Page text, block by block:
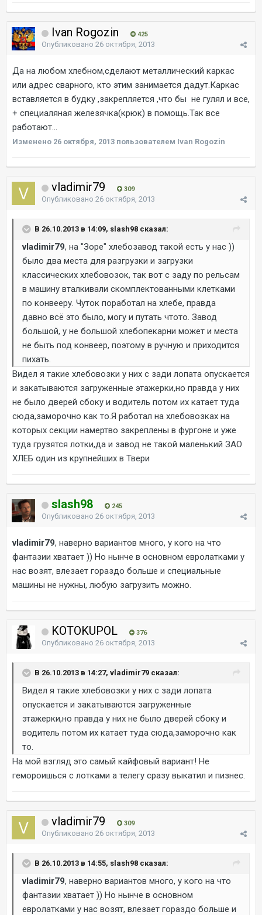
Ivan Rogozin 425
Опубликовано 26 октября, 2013
Да на любом хлебном,сделают металлический каркас
или адрес сварного, кто этим занимается дадут.Каркас
вставляется в будку ,закрепляется ,что бы не гулял и все,
+ специаляная железячка(крюк) в помощь.Так все
работают...
Изменено 26 октября, 2013 пользователем Ivan Rogozin
vladimir79 309
Опубликовано 26 октября, 2013
В 26.10.2013 в 14:09, slash98 сказал:
vladimir79, на "Зоре" хлебозавод такой есть у нас ))
было два места для разгрузки и загрузки
классических хлебовозок, так вот с заду по рельсам
в машину вталкивали скомплектованными клетками
по конвееру. Чуток поработал на хлебе, правда
давно всё это было, могу и путать чтото. Завод
большой, у не большой хлебопекарни может и места
не быть под конвеер, поэтому в ручную и приходится
пихать.
Видел я такие хлебовозки у них с зади лопата опускается
и закатываются загруженные этажерки,но правда у них
не было дверей сбоку и водитель потом их катает туда
сюда,заморочно как то.Я работал на хлебовозках на
которых секции намертво закреплены в фургоне и уже
туда грузятся лотки,да и завод не такой маленький ЗАО
ХЛЕБ один из крупнейших в Твери
slash98 245
Опубликовано 26 октября, 2013
vladimir79, наверно вариантов много, у кого на что
фантазии хватает )) Но нынче в основном евролатками у
нас возят, влезает гораздо больше и специальные
машины не нужны, любую загрузить можно.
KOTOKUPOL 376
Опубликовано 26 октября, 2013
В 26.10.2013 в 14:27, vladimir79 сказал:
Видел я такие хлебовозки у них с зади лопата
опускается и закатываются загруженные
этажерки,но правда у них не было дверей сбоку и
водитель потом их катает туда сюда,заморочно как
то.
На мой взгляд это самый кайфовый вариант! Не
гемороишься с лотками а телегу сразу выкатил и пизнес.
vladimir79 309
Опубликовано 26 октября, 2013
В 26.10.2013 в 14:55, slash98 сказал:
vladimir79, наверно вариантов много, у кого на что
фантазии хватает )) Но нынче в основном
евролатками у нас возят, влезает гораздо больше и